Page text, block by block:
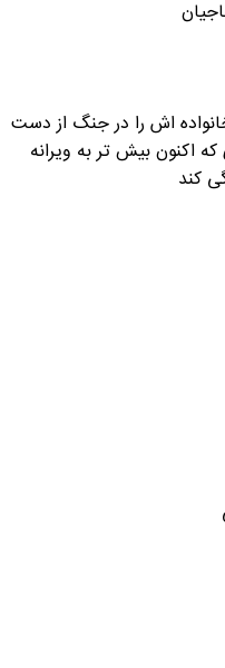
اش را در جنگ از دست
اکنون بیش تر به ویرانه
کند